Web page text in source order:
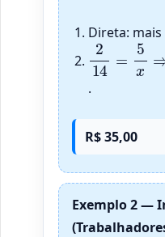
Direta:
214 x⇒
.
R$ 35,00
Exemplo 2 —